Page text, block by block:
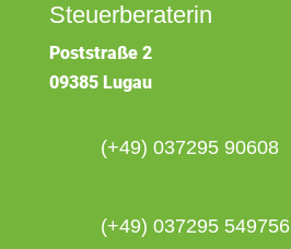
Steuerberaterin
Poststraße 2
09385 Lugau
(+49) 037295 90608
(+49) 037295 549756